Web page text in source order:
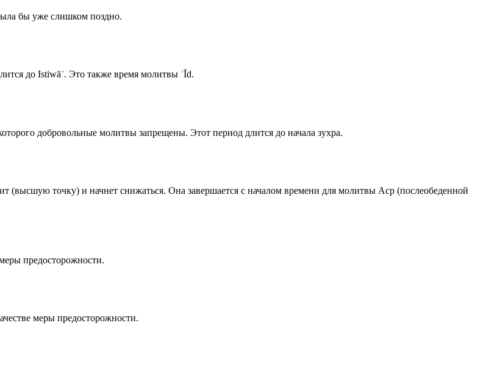
бы уже слишком поздно.
до Istiwāʾ. Это также время молитвы ʿĪd.
добровольные молитвы запрещены. Этот период длится до начала зухра.
(высшую точку) и начнет снижаться. Она завершается с началом времени для молитвы Аср (послеобеденной
предосторожности.
меры предосторожности.